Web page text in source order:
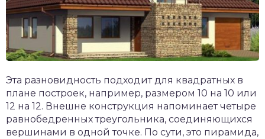
Эта разновидность подходит для квадратных в
плане построек, например, размером 10 на 10 или
12 на 12. Внешне конструкция напоминает четыре
равнобедренных треугольника, соединяющихся
вершинами в одной точке. По сути, это пирамида,